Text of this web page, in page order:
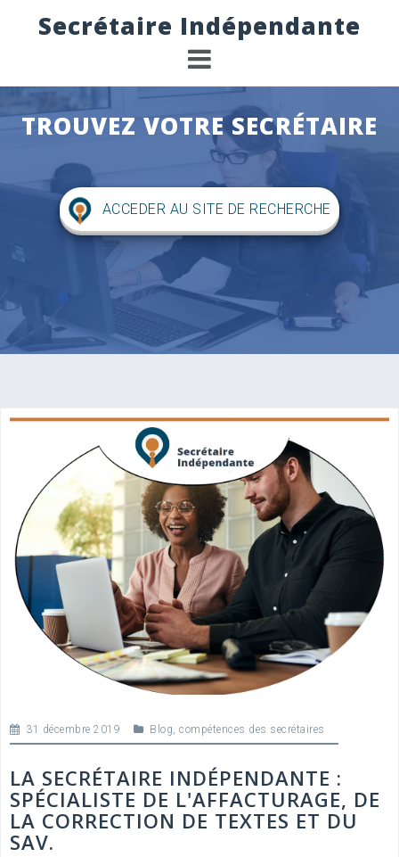
t
t
Secrétaire Indépendante
TROUVEZ VOTRE SECRÉTAIRE
ACCEDER AU SITE DE RECHERCHE
31 décembre 2019 Blog, compétences des secrétaires
LA SECRÉTAIRE INDÉPENDANTE :
SPÉCIALISTE DE L'AFFACTURAGE, DE
LA CORRECTION DE TEXTES ET DU
SAV.